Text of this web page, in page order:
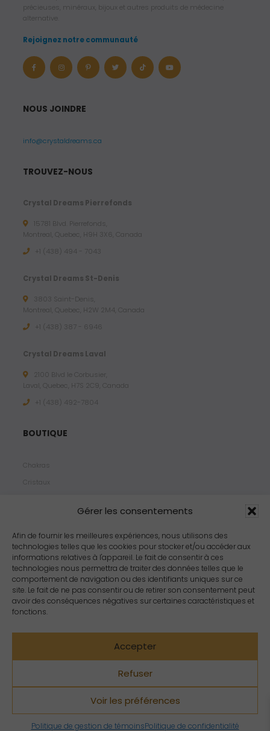
Gérer les consentements
Afin de fournir les meilleures expériences, nous utilisons des
technologies telles que les cookies pour stocker et/ou accéder aux
informations relatives à l'appareil. Le fait de consentir à ces
technologies nous permettra de traiter des données telles que le
comportement de navigation ou des identifiants uniques sur ce
site. Le fait de ne pas consentir ou de retirer son consentement peut
avoir des conséquences négatives sur certaines caractéristiques et
fonctions.
Accepter
Refuser
Voir les préférences
Politique de gestion de témoinsPolitique de confidentialité
précieuses, minéraux, bijoux et autres produits de médecine
alternative.
Rejoignez notre communauté
NOUS JOINDRE
info@crystaldreams.ca
TROUVEZ-NOUS
Crystal Dreams Pierrefonds
15781 Blvd. Pierrefonds,
Montreal, Quebec, H9H 3X6, Canada
+1 (438) 494 - 7043
Crystal Dreams St-Denis
3803 Saint-Denis,
Montreal, Quebec, H2W 2M4, Canada
+1 (438) 387 - 6946
Crystal Dreams Laval
2100 Blvd le Corbusier,
Laval, Quebec, H7S 2C9, Canada
+1 ‪(438) 492-7804‬
BOUTIQUE
Chakras
Cristaux
Propriétés
Arômes
Zodiacs
Copyright Crystal Dreams® 2023. Tous droits réservés.